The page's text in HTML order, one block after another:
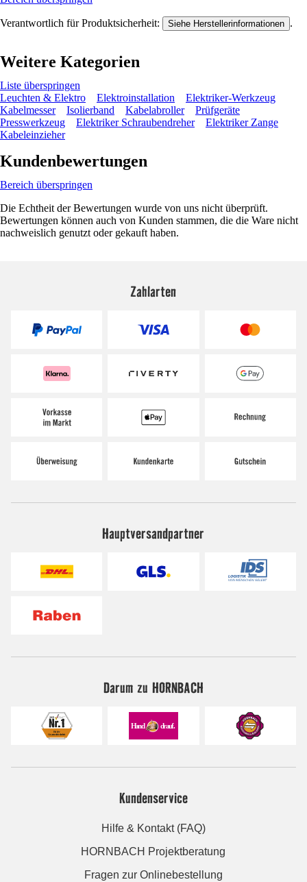
Verantwortlich für Produktsicherheit: Siehe Herstellerinformationen .
Weitere Kategorien
Liste überspringen
Leuchten & Elektro
Elektroinstallation
Elektriker-Werkzeug
Kabelmesser
Isolierband Kabelabroller
Prüfgeräte
Presswerkzeug
Elektriker Schraubendreher
Elektriker Zange
Kabeleinzieher
Kundenbewertungen
Bereich überspringen
Die Echtheit der Bewertungen wurde von uns nicht überprüft.
Bewertungen können auch von Kunden stammen, die die Ware nicht
nachweislich genutzt oder gekauft haben.
Zahlarten
Hauptversandpartner
Darum zu HORNBACH
Kundenservice
Hilfe & Kontakt (FAQ)
HORNBACH Projektberatung
Fragen zur Onlinebestellung